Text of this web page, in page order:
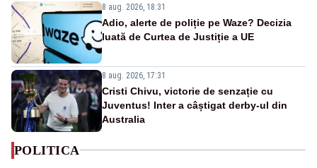
8 aug. 2026, 18:31
Adio, alerte de poliție pe Waze? Decizia
luată de Curtea de Justiție a UE
8 aug. 2026, 17:31
Cristi Chivu, victorie de senzație cu
Juventus! Inter a câștigat derby-ul din
Australia
POLITICA